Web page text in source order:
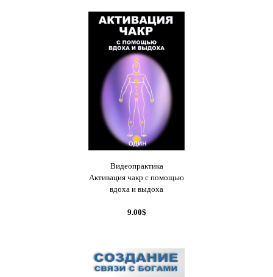
Видеопрактика
Активация чакр с помощью
вдоха и выдоха
9.00$